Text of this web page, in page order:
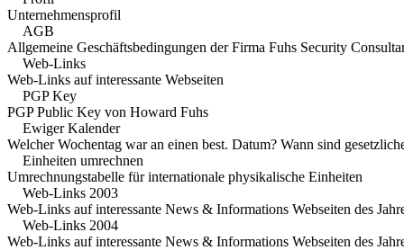
Unternehmensprofil
AGB
Allgemeine Geschäftsbedingungen der Firma Fuhs Security
Web-Links
Web-Links auf interessante Webseiten
PGP Key
PGP Public Key von Howard Fuhs
Ewiger Kalender
Welcher Wochentag war an einen best. Datum? Wann sind
Einheiten umrechnen
Umrechnungstabelle für internationale physikalische Einheiten
Web-Links 2003
Web-Links auf interessante News & Informations Webseiten des
Web-Links 2004
Web-Links auf interessante News & Informations Webseiten des